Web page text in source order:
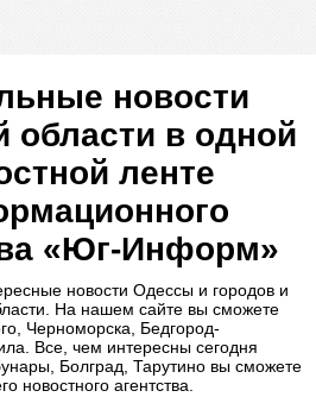
новости
области в одной
ленте
«Юг-Информ»
новости Одессы и городов и
На нашем сайте вы сможете
Черноморска, Бедгород-
Все, чем интересны сегодня
Болград, Тарутино вы сможете
новостного агентства.